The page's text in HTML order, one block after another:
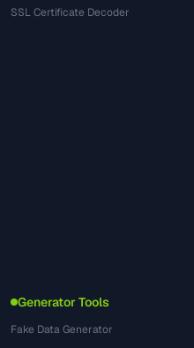
SSL Certificate Decoder
Generator Tools
Fake Data Generator